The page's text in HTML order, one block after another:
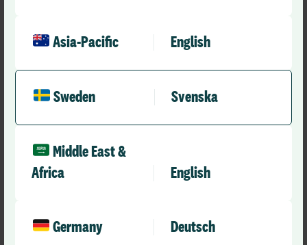
Asia-Pacific English
Sweden Svenska
Middle East &
Africa
English
Germany Deutsch
Hur har ni agerat efter attacken ur ett IT-
perspektiv?
Den största åtgärden som har gjorts är att idag ligger
alla system i extern molndrift förutom ett.
Time Care var det första systemet efter attacken som
Alla medarbetare har fått byta inloggningsuppgifter
samt att numera används mobilt bank-id vid byte av
säkerhet. De har också en kvartalsavstämning där de går
igenom eventuella hot och risker.